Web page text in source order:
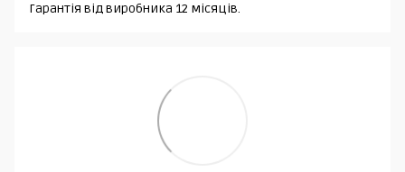
Гарантія від виробника 12 місяців.